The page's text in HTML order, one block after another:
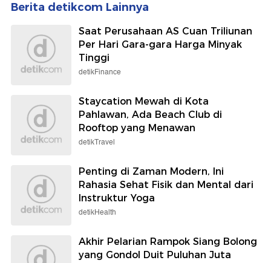
Berita detikcom Lainnya
Saat Perusahaan AS Cuan Triliunan
Per Hari Gara-gara Harga Minyak
Tinggi
detikFinance
Staycation Mewah di Kota
Pahlawan, Ada Beach Club di
Rooftop yang Menawan
detikTravel
Penting di Zaman Modern, Ini
Rahasia Sehat Fisik dan Mental dari
Instruktur Yoga
detikHealth
Akhir Pelarian Rampok Siang Bolong
yang Gondol Duit Puluhan Juta